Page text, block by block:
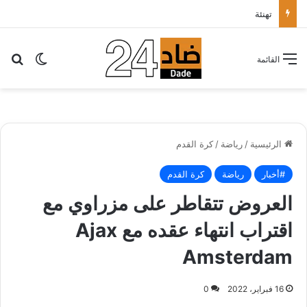
تهنئة
الوضع القائمة
الرئيسية / رياضة / كرة القدم
#أخبار رياضة كرة القدم
العروض تتقاطر على مزراوي مع
اقتراب انتهاء عقده مع Ajax
Amsterdam
16 فبراير، 2022 0